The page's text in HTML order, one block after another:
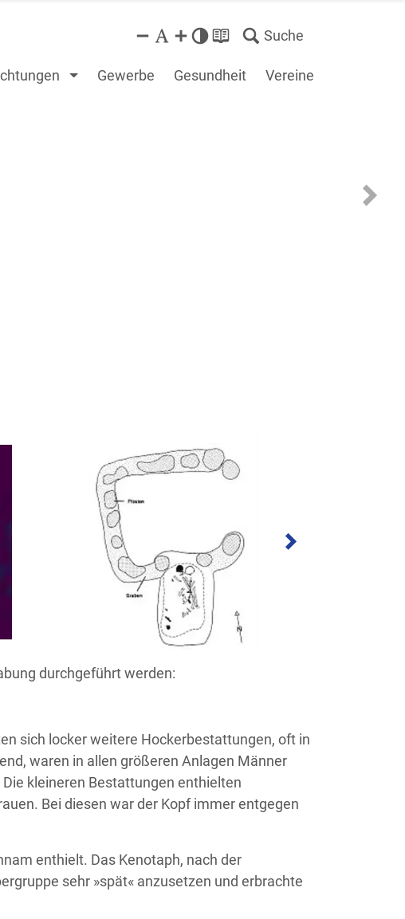
Suche
Gewerbe Gesundheit Vereine
durchgeführt werden:
sich locker weitere Hockerbestattungen, oft in
waren in allen größeren Anlagen Männer
kleineren Bestattungen enthielten
Bei diesen war der Kopf immer entgegen
enthielt. Das Kenotaph, nach der
sehr »spät« anzusetzen und erbrachte